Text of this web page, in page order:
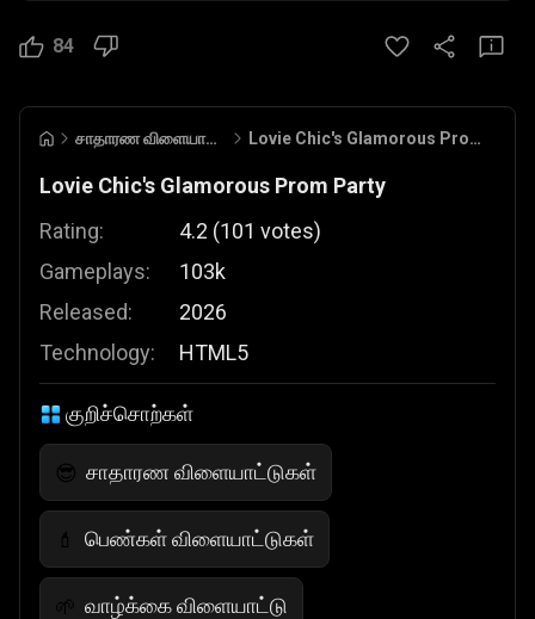
84
சாதாரண விளையாட்டுகள் Lovie Chic's Glamorous Prom Party
Lovie Chic's Glamorous Prom Party
Rating:
Gameplays:
Released:
Technology:
4.2 (101 votes)
103k
2026
HTML5
குறிச்சொற்கள்
😎 சாதாரண விளையாட்டுகள்
💄 பெண்கள் விளையாட்டுகள்
🌱 வாழ்க்கை விளையாட்டு